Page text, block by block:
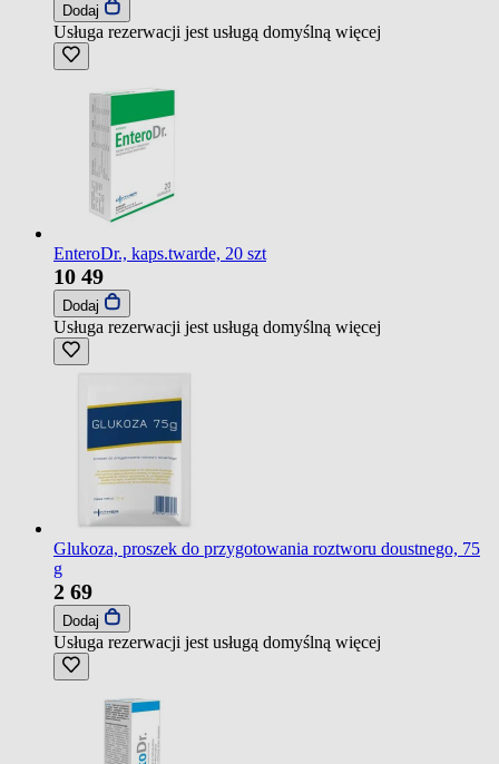
Dodaj
Usługa rezerwacji jest usługą domyślną więcej
EnteroDr., kaps.twarde, 20 szt
10 49
Dodaj
Usługa rezerwacji jest usługą domyślną więcej
Glukoza, proszek do przygotowania roztworu doustnego, 75
g
2 69
Dodaj
Usługa rezerwacji jest usługą domyślną więcej